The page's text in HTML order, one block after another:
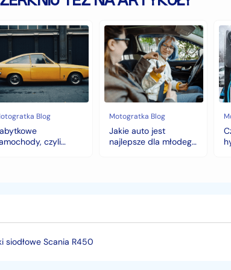
Blog
czyli
Jakie
auto
jest
najlepsze
dla
młodego
kierowcy?
top
5
modeli
na
pierwszy
Motogratka Blog
Jakie auto jest
najlepsze dla młodego
z
to
na
siodłowe Scania R450